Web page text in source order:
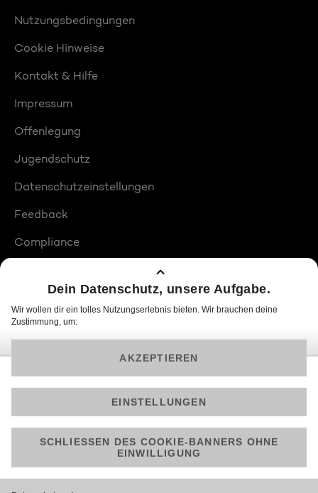
Nutzungsbedingungen
Cookie Hinweise
Kontakt & Hilfe
Impressum
Offenlegung
Jugendschutz
Datenschutzeinstellungen
Feedback
Compliance
Produktplatzierungen
© 2026 ProSiebenSat.1 PULS 4 GmbH
Am besten läuft Joyn in der App!